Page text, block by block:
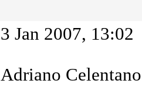
3 Jan 2007, 13:02
Adriano